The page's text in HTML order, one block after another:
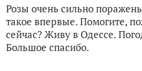
Розы очень сильно
такое впервые. Помогите,
сейчас? Живу в Одессе.
Большое спасибо.